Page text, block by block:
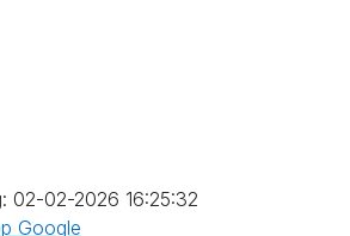
02-02-2026 16:25:32
Google